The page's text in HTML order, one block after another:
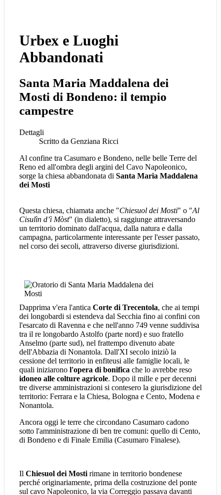
Urbex e Luoghi
Abbandonati
Santa Maria Maddalena dei
Mosti di Bondeno: il tempio
campestre
Dettagli
Scritto da Genziana Ricci
Al confine tra Casumaro e Bondeno, nelle belle Terre del
Reno ed all'ombra degli argini del Cavo Napoleonico,
sorge la chiesa abbandonata di Santa Maria Maddalena
dei Mosti
Questa chiesa, chiamata anche "Chiesuol dei Mosti" o "Al
Cisulìn d’ì Mòst" (in dialetto), si raggiunge attraversando
un territorio dominato dall'acqua, dalla natura e dalla
campagna, particolarmente interessante per l'esser passato,
nel corso dei secoli, attraverso diverse giurisdizioni.
Dapprima v'era l'antica Corte di Trecentola, che ai tempi
dei longobardi si estendeva dal Secchia fino ai confini con
l'esarcato di Ravenna e che nell'anno 749 venne suddivisa
tra il re longobardo Astolfo (parte nord) e suo fratello
Anselmo (parte sud), nel frattempo divenuto abate
dell'Abbazia di Nonantola. Dall'XI secolo iniziò la
cessione del territorio in enfiteusi alle famiglie locali, le
quali iniziarono l'opera di bonifica che lo avrebbe reso
idoneo alle colture agricole. Dopo il mille e per decenni
tre diverse amministrazioni si contesero la giurisdizione del
territorio: Ferrara e la Chiesa, Bologna e Cento, Modena e
Nonantola.
Ancora oggi le terre che circondano Casumaro cadono
sotto l'amministrazione di ben tre comuni: quello di Cento,
di Bondeno e di Finale Emilia (Casumaro Finalese).
Il Chiesuol dei Mosti rimane in territorio bondenese
perché originariamente, prima della costruzione del ponte
sul cavo Napoleonico, la via Correggio passava davanti